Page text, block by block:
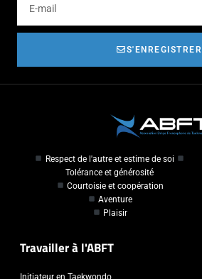
S'ENREGISTRER
Respect de l'autre et estime de soi
Tolérance et générosité
Courtoisie et coopération
Aventure
Plaisir
Travailler à l'ABFT
Initiateur en Taekwondo